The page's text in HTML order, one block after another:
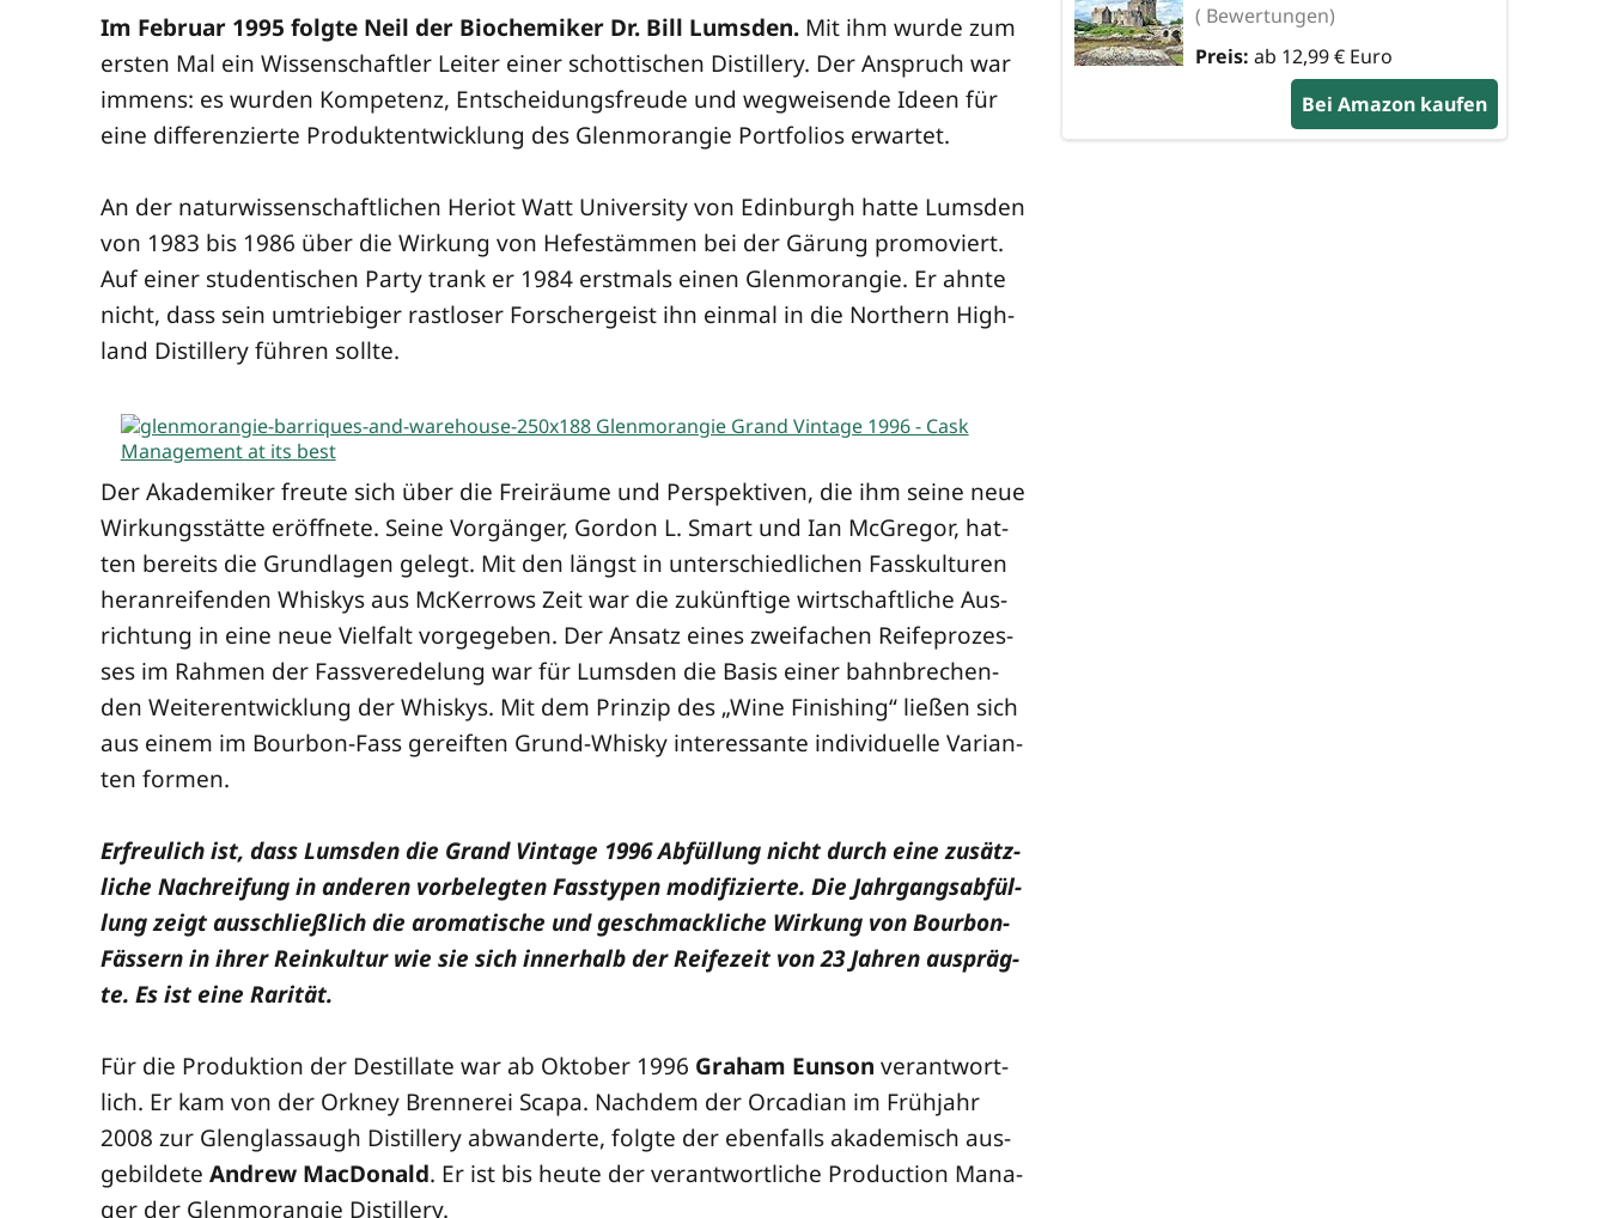
Im Febru­ar 1995 folg­te Neil der Bio­che­mi­ker Dr. Bill Lums­den. Mit ihm wur­de zum
ers­ten Mal ein Wis­sen­schaft­ler Lei­ter einer schot­ti­schen Distil­lery. Der Anspruch war
immens: es wur­den Kom­pe­tenz, Ent­schei­dungs­freu­de und weg­wei­sen­de Ideen für
eine dif­fe­ren­zier­te Pro­dukt­ent­wick­lung des Glen­mo­ran­gie Port­fo­li­os erwartet.
An der natur­wis­sen­schaft­li­chen Heri­ot Watt Uni­ver­si­ty von Edin­burgh hat­te Lums­den
von 1983 bis 1986 über die Wir­kung von Hefe­stäm­men bei der Gärung pro­mo­viert.
Auf einer stu­den­ti­schen Par­ty trank er 1984 erst­mals einen Glen­mo­ran­gie. Er ahn­te
nicht, dass sein umtrie­bi­ger rast­lo­ser For­scher­geist ihn ein­mal in die Nor­t­hern High­
land Distil­lery füh­ren sollte.
Der Aka­de­mi­ker freu­te sich über die Frei­räu­me und Per­spek­ti­ven, die ihm sei­ne neue
Wir­kungs­stät­te eröff­ne­te. Sei­ne Vor­gän­ger, Gor­don L. Smart und Ian McGre­gor, hat­
ten bereits die Grund­la­gen gelegt. Mit den längst in unter­schied­li­chen Fass­kul­tu­ren
her­an­rei­fen­den Whis­kys aus McKer­rows Zeit war die zukünf­ti­ge wirt­schaft­li­che Aus­
rich­tung in eine neue Viel­falt vor­ge­ge­ben. Der Ansatz eines zwei­fa­chen Rei­fe­pro­zes­
ses im Rah­men der Fass­ver­ede­lung war für Lums­den die Basis einer bahn­bre­chen­
den Wei­ter­ent­wick­lung der Whis­kys. Mit dem Prin­zip des „Wine Finis­hing“ lie­ßen sich
aus einem im Bour­bon-Fass gereif­ten Grund-Whis­ky inter­es­san­te indi­vi­du­el­le Vari­an­
ten formen.
Erfreu­lich ist, dass Lums­den die Grand Vin­ta­ge 1996 Abfül­lung nicht durch eine zusätz­
li­che Nach­rei­fung in ande­ren vor­be­leg­ten Fass­ty­pen modi­fi­zier­te. Die Jahr­gangs­ab­fül­
lung zeigt aus­schließ­lich die aro­ma­ti­sche und geschmack­li­che Wir­kung von Bour­bon-
Fäs­sern in ihrer Rein­kul­tur wie sie sich inner­halb der Rei­fe­zeit von 23 Jah­ren aus­präg­
te. Es ist eine Rarität.
Für die Pro­duk­ti­on der Destil­la­te war ab Okto­ber 1996 Gra­ham Eun­son ver­ant­wort­
lich. Er kam von der Ork­ney Bren­ne­rei Sca­pa. Nach­dem der Orca­di­an im Früh­jahr
2008 zur Glen­glas­saugh Distil­lery abwan­der­te, folg­te der eben­falls aka­de­misch aus­
ge­bil­de­te Andrew Mac­Do­nald. Er ist bis heu­te der ver­ant­wort­li­che Pro­duc­tion Mana­
ger der Glen­mo­ran­gie Distillery.
( Bewertungen)
Preis: ab 12,99 € Euro
Bei Amazon kaufen